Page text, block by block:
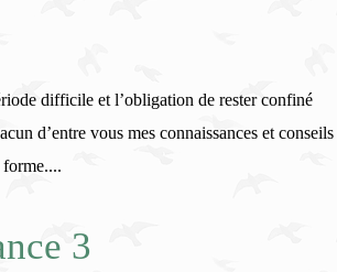
difficile et l’obligation de rester confiné
d’entre vous mes connaissances et conseils
3